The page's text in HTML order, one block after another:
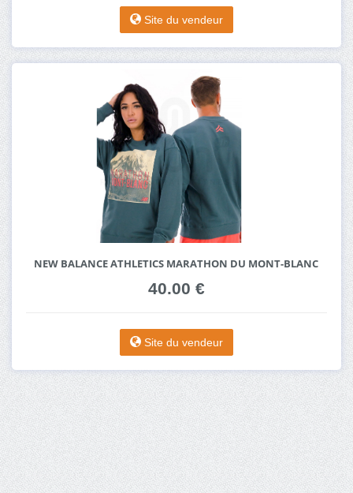
Site du vendeur
NEW BALANCE ATHLETICS MARATHON DU MONT-BLANC
40.00 €
Site du vendeur